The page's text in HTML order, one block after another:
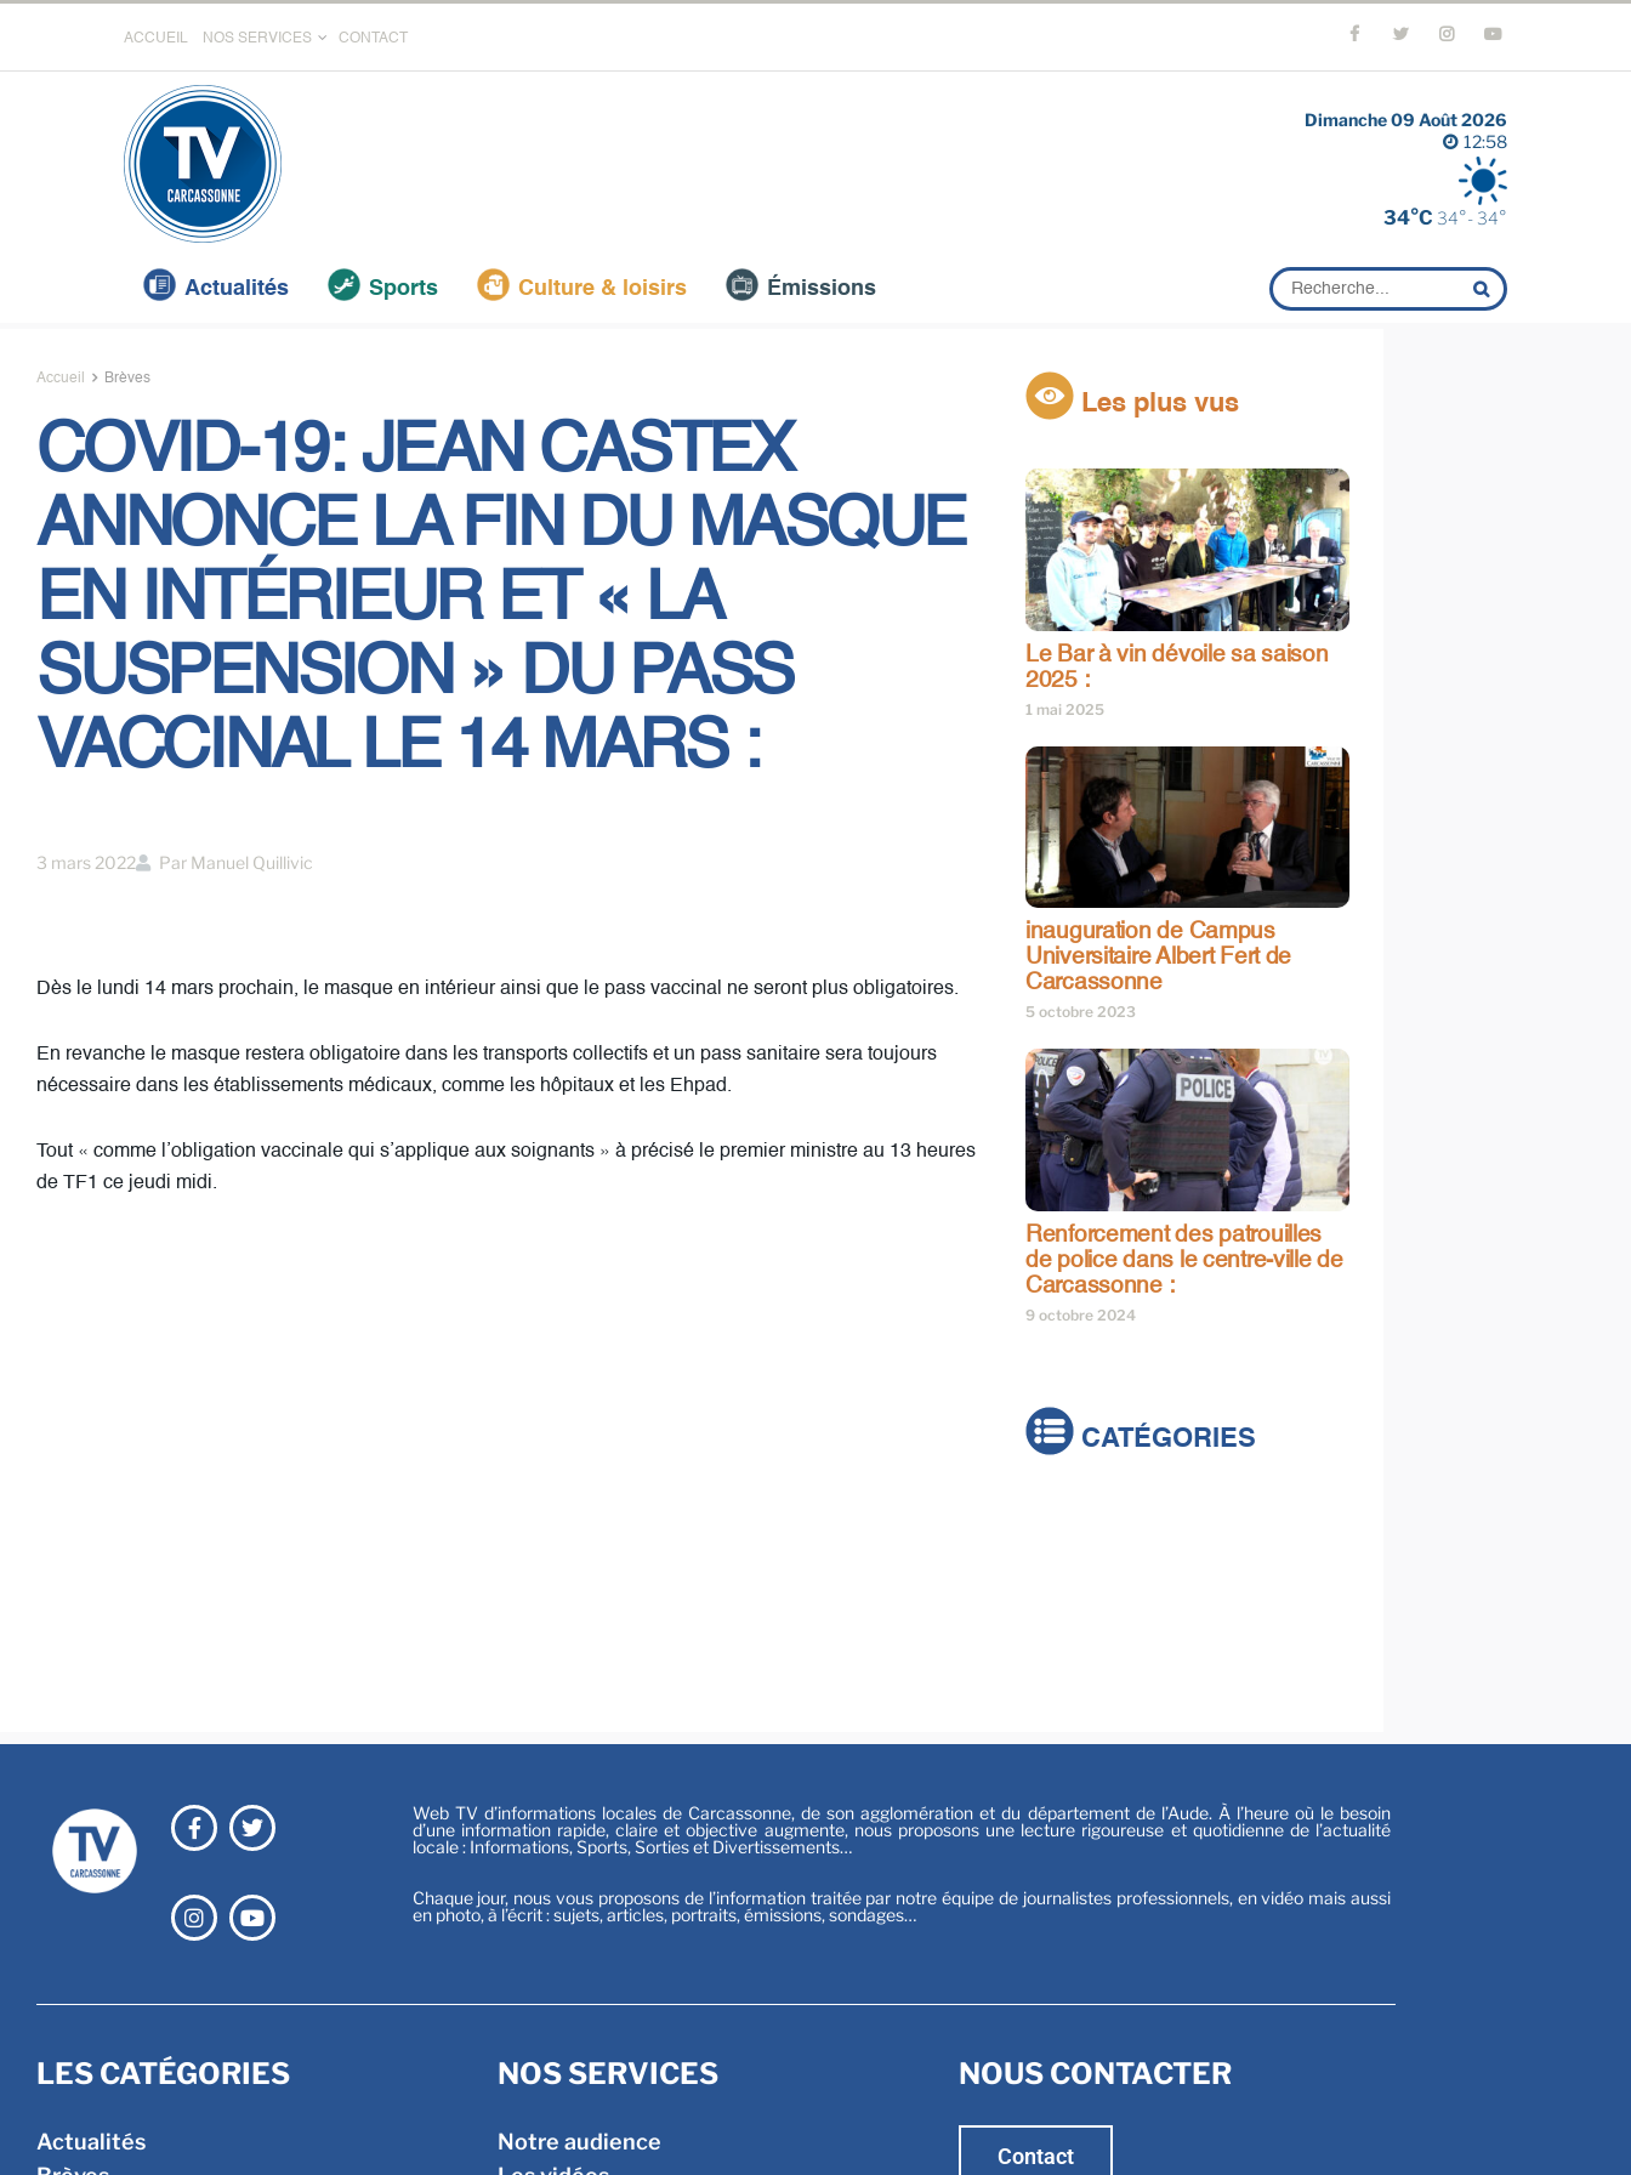
ACCUEIL NOS SERVICES CONTACT
Dimanche 09 Août 2026
12:58
34°C 34°- 34°
Actualités Sports Culture & loisirs Émissions
Accueil Brèves
COVID-19: JEAN CASTEX
ANNONCE LA FIN DU MASQUE
EN INTÉRIEUR ET « LA
SUSPENSION » DU PASS
VACCINAL LE 14 MARS :
3 mars 2022 Par Manuel Quillivic
Dès le lundi 14 mars prochain, le masque en intérieur ainsi que le pass vaccinal ne seront plus obligatoires.
En revanche le masque restera obligatoire dans les transports collectifs et un pass sanitaire sera toujours
nécessaire dans les établissements médicaux, comme les hôpitaux et les Ehpad.
Tout « comme l’obligation vaccinale qui s’applique aux soignants » à précisé le premier ministre au 13 heures
de TF1 ce jeudi midi.
Les plus vus
Le Bar à vin dévoile sa saison
2025 :
1 mai 2025
inauguration de Campus
Universitaire Albert Fert de
Carcassonne
5 octobre 2023
Renforcement des patrouilles
de police dans le centre-ville de
Carcassonne :
9 octobre 2024
CATÉGORIES
Web TV d’informations locales de Carcassonne, de son agglomération et du département de l’Aude. À l’heure où le besoin
d’une information rapide, claire et objective augmente, nous proposons une lecture rigoureuse et quotidienne de l’actualité
locale : Informations, Sports, Sorties et Divertissements…
Chaque jour, nous vous proposons de l’information traitée par notre équipe de journalistes professionnels, en vidéo mais aussi
en photo, à l’écrit : sujets, articles, portraits, émissions, sondages…
LES CATÉGORIES
Actualités
NOS SERVICES
Notre audience
NOUS CONTACTER
Contact